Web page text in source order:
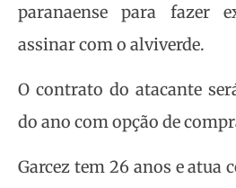
paranaense para fazer
assinar com o alviverde.
O contrato do atacante
do ano com opção de
Garcez tem 26 anos e atua